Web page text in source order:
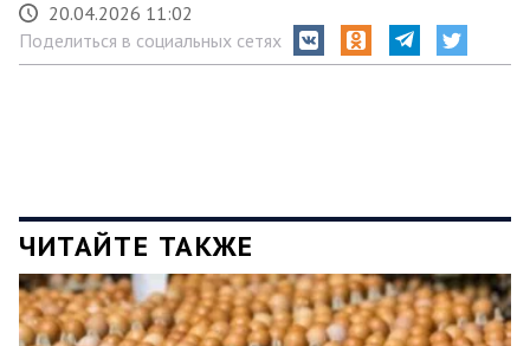
20.04.2026 11:02
Поделиться в социальных сетях
ЧИТАЙТЕ ТАКЖЕ